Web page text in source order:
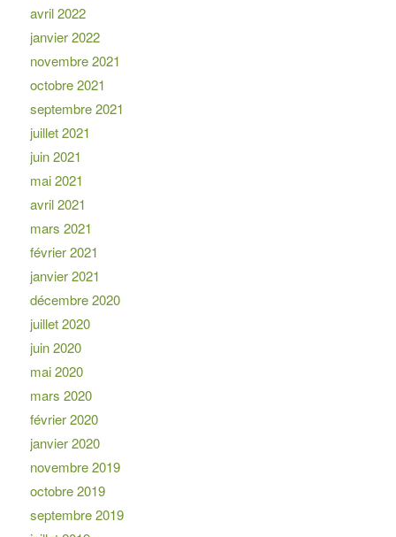
avril 2022
janvier 2022
novembre 2021
octobre 2021
septembre 2021
juillet 2021
juin 2021
mai 2021
avril 2021
mars 2021
février 2021
janvier 2021
décembre 2020
juillet 2020
juin 2020
mai 2020
mars 2020
février 2020
janvier 2020
novembre 2019
octobre 2019
septembre 2019